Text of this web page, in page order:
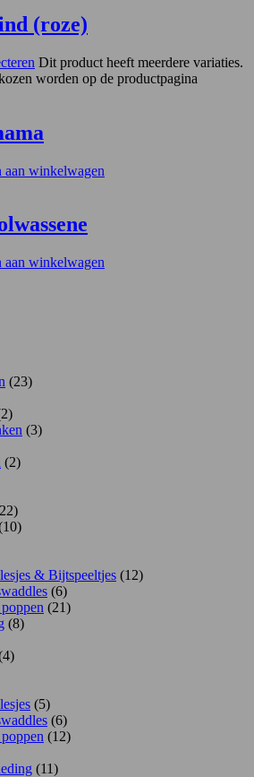
(roze)
Dit product heeft meerdere variaties.
worden op de productpagina
aan winkelwagen
aan winkelwagen
(23)
(3)
(2)
& Bijtspeeltjes (12)
(6)
(21)
(8)
(5)
(6)
(12)
(11)